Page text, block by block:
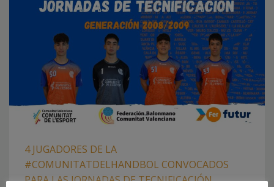
4 JUGADORES DE LA
#COMUNITATDELHANDBOL CONVOCADOS
PARA LAS JORNADAS DE TECNIFICACIÓN